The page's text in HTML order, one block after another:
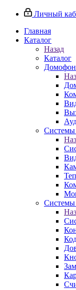
Личный
Главная
Каталог
Назад
Каталог
Системы
Системы